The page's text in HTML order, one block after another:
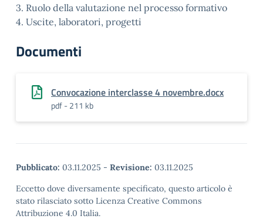
3. Ruolo della valutazione nel processo formativo
4. Uscite, laboratori, progetti
Documenti
Convocazione interclasse 4 novembre.docx
pdf - 211 kb
Pubblicato: 03.11.2025 - Revisione: 03.11.2025
Eccetto dove diversamente specificato, questo articolo è
stato rilasciato sotto Licenza Creative Commons
Attribuzione 4.0 Italia.